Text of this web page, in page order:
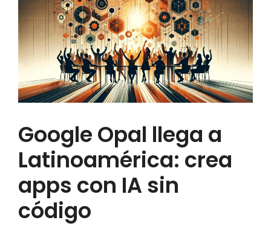
Google Opal llega a
Latinoamérica: crea
apps con IA sin
código